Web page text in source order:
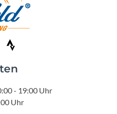
- 19:00 Uhr
Uhr